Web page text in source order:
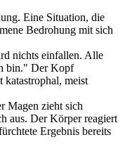
Eine Situation, die
Bedrohung mit sich
nichts einfallen. Alle
bin." Der Kopf
meist
Magen zieht sich
aus. Der Körper reagiert
Ergebnis bereits